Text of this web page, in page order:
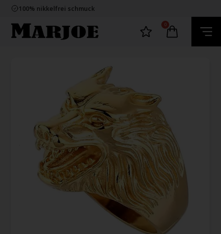
100% nikkelfrei schmuck
60 Tage Rückgabe
E-mark webshop
100% nikkelfrei schmuck
0